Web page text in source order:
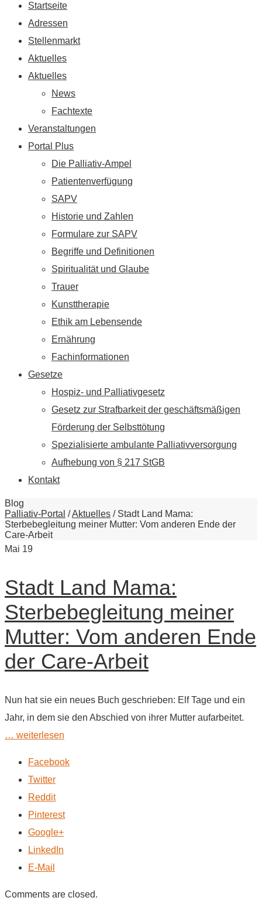
Startseite
Adressen
Stellenmarkt
Aktuelles
Aktuelles
News
Fachtexte
Veranstaltungen
Portal Plus
Die Palliativ-Ampel
Patientenverfügung
SAPV
Historie und Zahlen
Formulare zur SAPV
Begriffe und Definitionen
Spiritualität und Glaube
Trauer
Kunsttherapie
Ethik am Lebensende
Ernährung
Fachinformationen
Gesetze
Hospiz- und Palliativgesetz
Gesetz zur Strafbarkeit der geschäftsmäßigen
Förderung der Selbsttötung
Spezialisierte ambulante Palliativversorgung
Aufhebung von § 217 StGB
Kontakt
Blog
Palliativ-Portal /Aktuelles / Stadt Land Mama:
Sterbebegleitung meiner Mutter: Vom anderen Ende der
Care-Arbeit
Mai 19
Stadt Land Mama:
Sterbebegleitung meiner
Mutter: Vom anderen Ende
der Care-Arbeit
Nun hat sie ein neues Buch geschrieben: Elf Tage und ein
Jahr, in dem sie den Abschied von ihrer Mutter aufarbeitet.
… weiterlesen
Facebook
Twitter
Reddit
Pinterest
Google+
LinkedIn
E-Mail
Comments are closed.